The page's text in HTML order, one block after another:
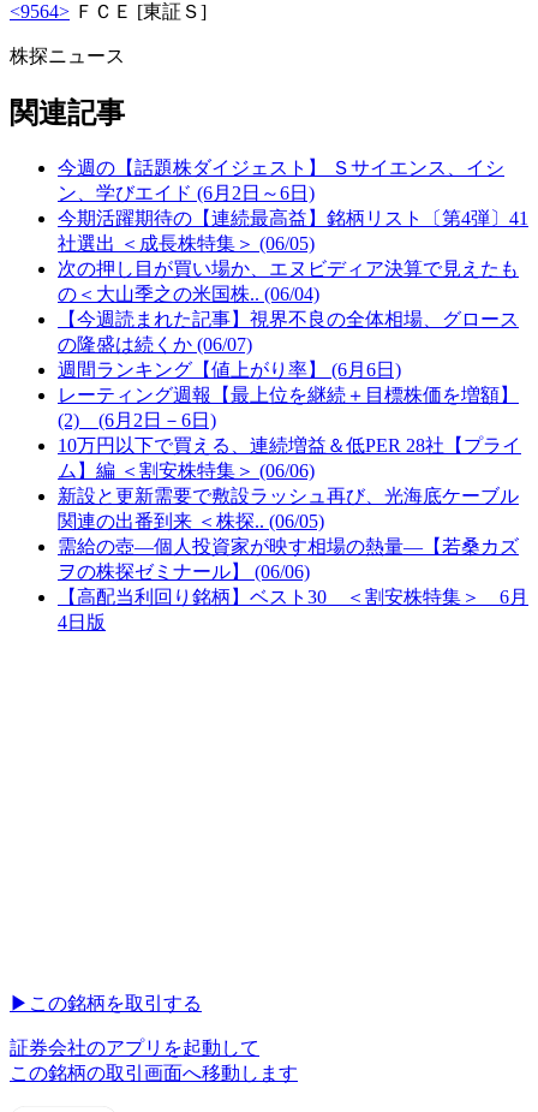
<9564> ＦＣＥ [東証Ｓ]
株探ニュース
関連記事
今週の【話題株ダイジェスト】 Ｓサイエンス、イシ
ン、学びエイド (6月2日～6日)
今期活躍期待の【連続最高益】銘柄リスト〔第4弾〕41
社選出 ＜成長株特集＞ (06/05)
次の押し目が買い場か、エヌビディア決算で見えたも
の＜大山季之の米国株.. (06/04)
【今週読まれた記事】視界不良の全体相場、グロース
の隆盛は続くか (06/07)
週間ランキング【値上がり率】 (6月6日)
レーティング週報【最上位を継続＋目標株価を増額】
(2) (6月2日－6日)
10万円以下で買える、連続増益＆低PER 28社【プライ
ム】編 ＜割安株特集＞ (06/06)
新設と更新需要で敷設ラッシュ再び、光海底ケーブル
関連の出番到来 ＜株探.. (06/05)
需給の壺―個人投資家が映す相場の熱量―【若桑カズ
ヲの株探ゼミナール】 (06/06)
【高配当利回り銘柄】ベスト30 ＜割安株特集＞ 6月
4日版
▶︎ この銘柄を取引する
証券会社のアプリを起動して
この銘柄の取引画面へ移動します